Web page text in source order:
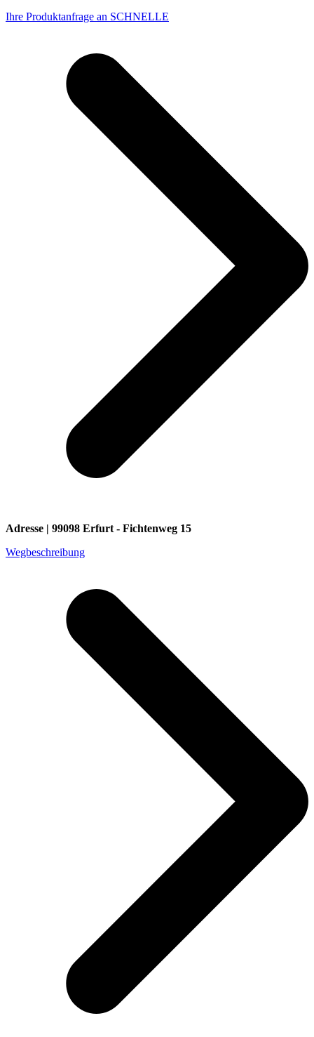
Ihre Produktanfrage an SCHNELLE
Adresse | 99098 Erfurt - Fichtenweg 15
Wegbeschreibung